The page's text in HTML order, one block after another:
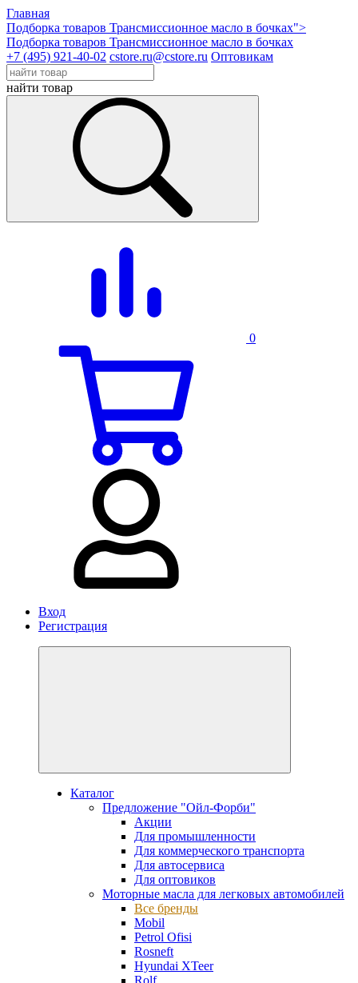
Главная
Подборка товаров Трансмиссионное масло в бочках">
Подборка товаров Трансмиссионное масло в бочках
+7 (495) 921-40-02 cstore.ru@cstore.ru Оптовикам
найти товар
0
Вход
Регистрация
Каталог
Предложение "Ойл-Форби"
Акции
Для промышленности
Для коммерческого транспорта
Для автосервиса
Для оптовиков
Моторные масла для легковых автомобилей
Все бренды
Mobil
Petrol Ofisi
Rosneft
Hyundai XTeer
Rolf